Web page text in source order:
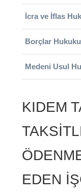
İcra ve İflas
Borçlar Hukuku
Medeni Usul
KIDEM
EDEN